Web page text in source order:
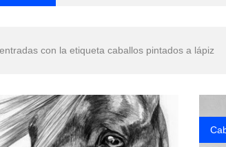
los cuadros de negras africanas?
del arte en pintura surrealista
con la etiqueta caballos pintados a lápiz